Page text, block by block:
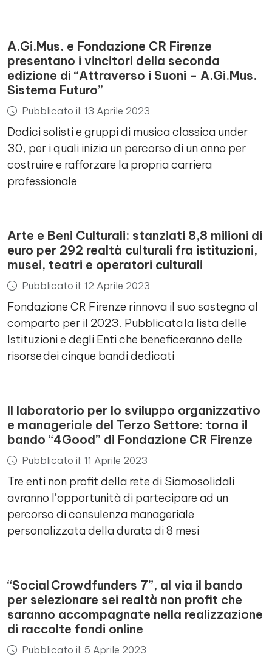
A.Gi.Mus. e Fondazione CR Firenze
presentano i vincitori della seconda
edizione di “Attraverso i Suoni – A.Gi.Mus.
Sistema Futuro”
Pubblicato il: 13 Aprile 2023
Dodici solisti e gruppi di musica classica under
30, per i quali inizia un percorso di un anno per
costruire e rafforzare la propria carriera
professionale
Arte e Beni Culturali: stanziati 8,8 milioni di
euro per 292 realtà culturali fra istituzioni,
musei, teatri e operatori culturali
Pubblicato il: 12 Aprile 2023
Fondazione CR Firenze rinnova il suo sostegno al
comparto per il 2023. Pubblicata la lista delle
Istituzioni e degli Enti che beneficeranno delle
risorse dei cinque bandi dedicati
Il laboratorio per lo sviluppo organizzativo
e manageriale del Terzo Settore: torna il
bando “4Good” di Fondazione CR Firenze
Pubblicato il: 11 Aprile 2023
Tre enti non profit della rete di Siamosolidali
avranno l’opportunità di partecipare ad un
percorso di consulenza manageriale
personalizzata della durata di 8 mesi
“Social Crowdfunders 7”, al via il bando
per selezionare sei realtà non profit che
saranno accompagnate nella realizzazione
di raccolte fondi online
Pubblicato il: 5 Aprile 2023